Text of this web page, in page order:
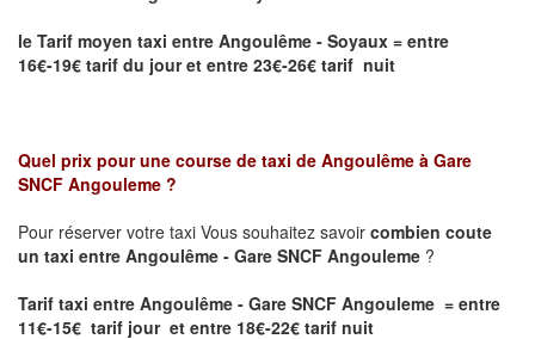
le Tarif moyen taxi entre Angoulême - Soyaux = entre
16€-19€ tarif du jour et entre 23€-26€ tarif nuit
Quel prix pour une course de taxi de Angoulême à Gare
SNCF Angouleme ?
Pour réserver votre taxi Vous souhaitez savoir combien coute
un taxi entre Angoulême - Gare SNCF Angouleme ?
Tarif taxi entre Angoulême - Gare SNCF Angouleme = entre
11€-15€ tarif jour et entre 18€-22€ tarif nuit